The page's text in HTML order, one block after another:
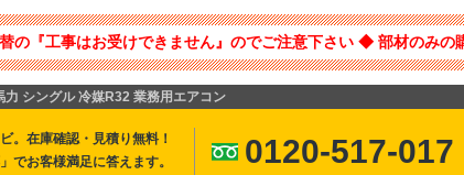
『工事はお受けできません』のでご注意下さい ◆ 部材のみ
シングル 冷媒R32 業務用エアコン
。在庫確認・見積り無料！
でお客様満足に答えます。
0120-517-017